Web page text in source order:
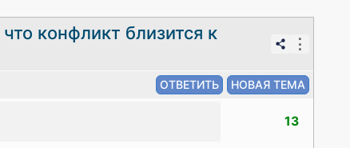
конфликт близится к
⋮
13